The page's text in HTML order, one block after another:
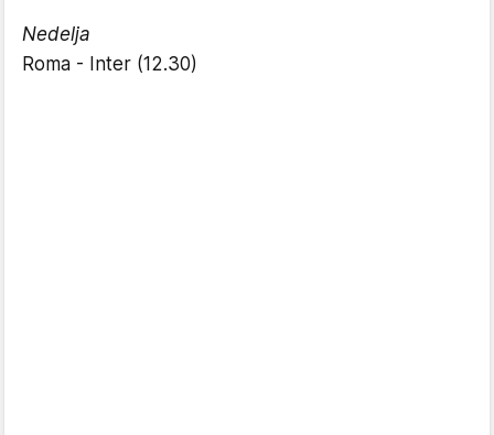
Nedelja
Roma - Inter (12.30)